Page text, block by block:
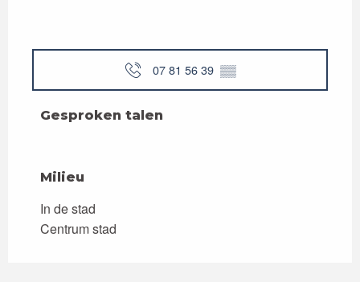
07 81 56 39 ▒▒
Gesproken talen
Gesproken talen
Milieu
Milieu
In de stad
Centrum stad